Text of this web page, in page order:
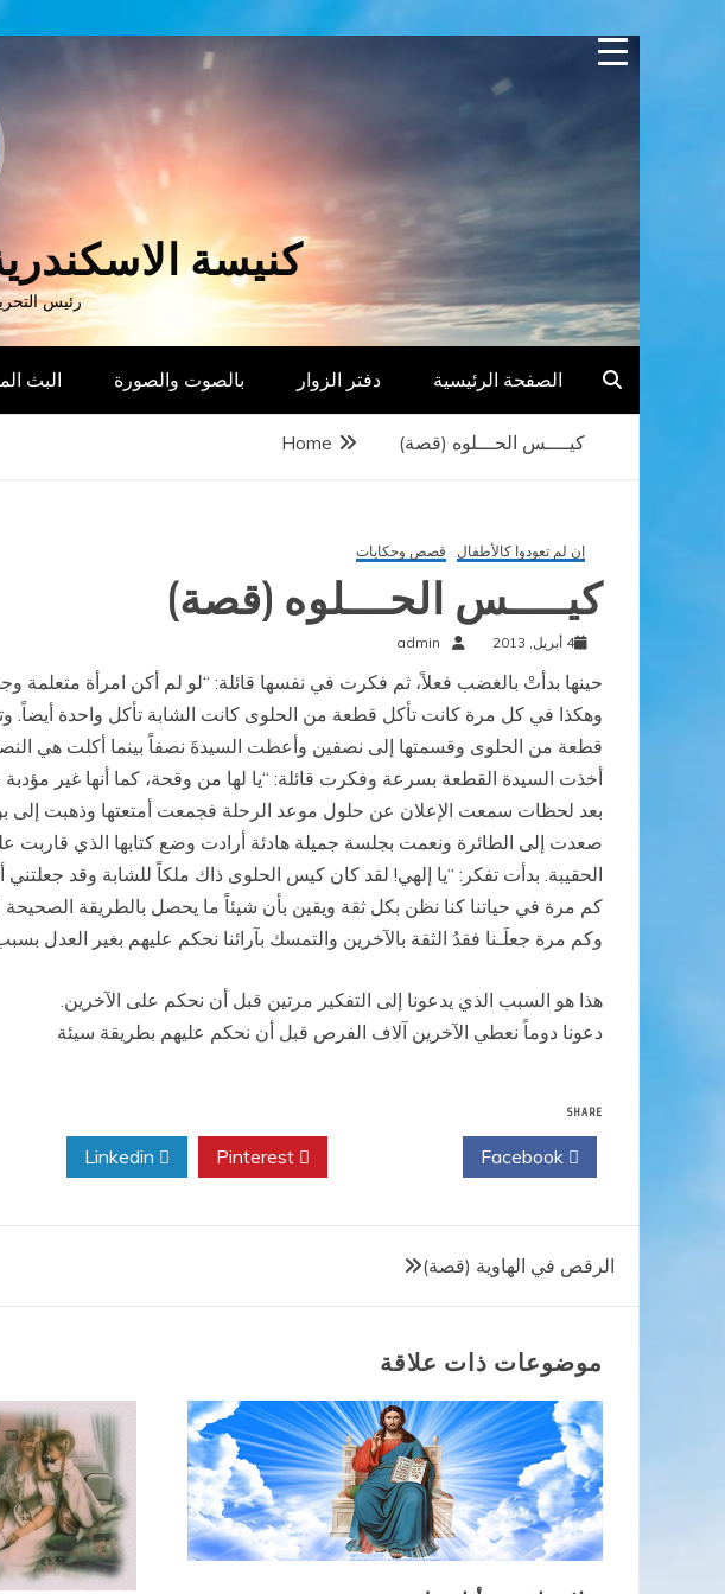
Skip
كنيسة
رئيس
الصفحة الرئيسية دفتر الزوار بالصوت والصورة البث
Home كيــــس الحـــلوه (قصة)
إن لم تعودوا كالأطفال قصص وحكايات
كيــــس الحـــلوه (قصة)
4 أبريل, 2013 admin
حينها بدأتْ بالغضب فعلاً، ثم فكرت في نفسها قائلة: “لو لم أكن امرأة متعلمة
وهكذا في كل مرة كانت تأكل قطعة من الحلوى كانت الشابة تأكل واحدة أيضاً.
قطعة من الحلوى وقسمتها إلى نصفين وأعطت السيدةَ نصفاً بينما أكلت هي
أخذت السيدة القطعة بسرعة وفكرت قائلة: “يا لها من وقحة، كما أنها غير
بعد لحظات سمعت الإعلان عن حلول موعد الرحلة فجمعت أمتعتها وذهبت إلى
صعدت إلى الطائرة ونعمت بجلسة جميلة هادئة أرادت وضع كتابها الذي
الحقيبة. بدأت تفكر: “يا إلهي! لقد كان كيس الحلوى ذاك ملكاً للشابة وقد
كم مرة في حياتنا كنا نظن بكل ثقة ويقين بأن شيئاً ما يحصل بالطريقة
وكم مرة جعلَـنا فقدُ الثقة بالآخرين والتمسك بآرائنا نحكم عليهم بغير العدل
هذا هو السبب الذي يدعونا إلى التفكير مرتين قبل أن نحكم على الآخرين.
دعونا دوماً نعطي الآخرين آلاف الفرص قبل أن نحكم عليهم بطريقة سيئة
SHARE
تصفّح
المقالات
الرقص في الهاوية (قصة)
موضوعات ذات علاقة